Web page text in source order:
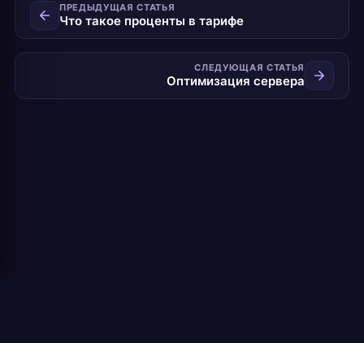
ПРЕДЫДУЩАЯ СТАТЬЯ
Что такое проценты в тарифе
СЛЕДУЮЩАЯ СТАТЬЯ
Оптимизация сервера